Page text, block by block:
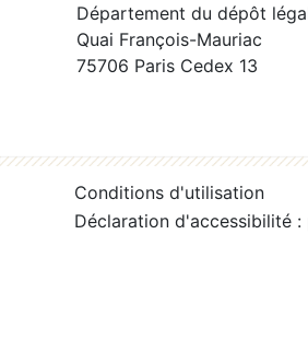
Département du dépôt
Quai François-Mauriac
75706 Paris Cedex 13
Conditions d'utilisation
Déclaration d'accessibilité